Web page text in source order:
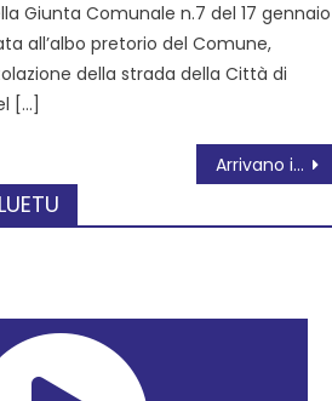
Giunta Comunale n.7 del 17 gennaio
all’albo pretorio del Comune,
della strada della Città di
[…]
Arrivano i finanziamenti del GAL per imprese e non profit, ecco come si partecipa